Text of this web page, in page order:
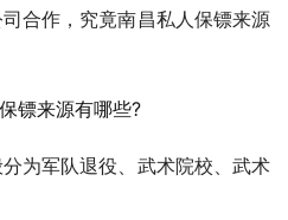
合作，究竟南昌私人保镖来源
为军队退役、武术院校、武术